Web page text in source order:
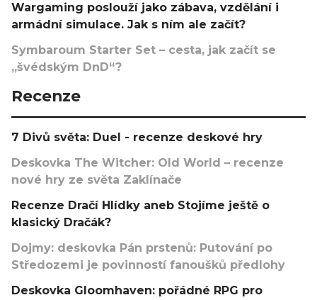
Wargaming poslouží jako zábava, vzdělání i
armádní simulace. Jak s ním ale začít?
Symbaroum Starter Set – cesta, jak začít se
„švédským DnD“?
Recenze
7 Divů světa: Duel - recenze deskové hry
Deskovka The Witcher: Old World – recenze
nové hry ze světa Zaklínače
Recenze Dračí Hlídky aneb Stojíme ještě o
klasický Dračák?
Dojmy: deskovka Pán prstenů: Putování po
Středozemi je povinností fanoušků předlohy
Deskovka Gloomhaven: pořádné RPG pro